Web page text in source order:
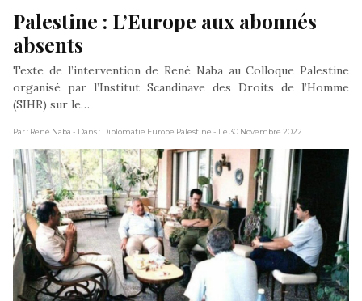
Palestine : L’Europe aux abonnés
absents
Texte de l’intervention de René Naba au Colloque Palestine
organisé par l’Institut Scandinave des Droits de l’Homme
(SIHR) sur le…
Par : René Naba - Dans : Diplomatie Europe Palestine - Le 30 Novembre 2022